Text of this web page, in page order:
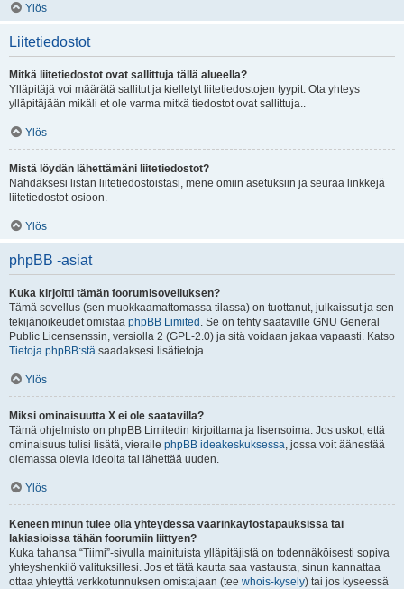
Ylös
Liitetiedostot
Mitkä liitetiedostot ovat sallittuja tällä alueella?
Ylläpitäjä voi määrätä sallitut ja kielletyt liitetiedostojen tyypit. Ota yhteys
ylläpitäjään mikäli et ole varma mitkä tiedostot ovat sallittuja..
Ylös
Mistä löydän lähettämäni liitetiedostot?
Nähdäksesi listan liitetiedostoistasi, mene omiin asetuksiin ja seuraa linkkejä
liitetiedostot-osioon.
Ylös
phpBB -asiat
Kuka kirjoitti tämän foorumisovelluksen?
Tämä sovellus (sen muokkaamattomassa tilassa) on tuottanut, julkaissut ja sen
tekijänoikeudet omistaa phpBB Limited . Se on tehty saataville GNU General
Public Licensenssin, versiolla 2 (GPL-2.0) ja sitä voidaan jakaa vapaasti. Katso
Tietoja phpBB:stä saadaksesi lisätietoja.
Ylös
Miksi ominaisuutta X ei ole saatavilla?
Tämä ohjelmisto on phpBB Limitedin kirjoittama ja lisensoima. Jos uskot, että
ominaisuus tulisi lisätä, vieraile phpBB ideakeskuksessa, jossa voit äänestää
olemassa olevia ideoita tai lähettää uuden.
Ylös
Keneen minun tulee olla yhteydessä väärinkäytöstapauksissa tai
lakiasioissa tähän foorumiin liittyen?
Kuka tahansa “Tiimi”-sivulla mainituista ylläpitäjistä on todennäköisesti sopiva
yhteyshenkilö valituksillesi. Jos et tätä kautta saa vastausta, sinun kannattaa
ottaa yhteyttä verkkotunnuksen omistajaan (tee whois-kysely) tai jos kyseessä